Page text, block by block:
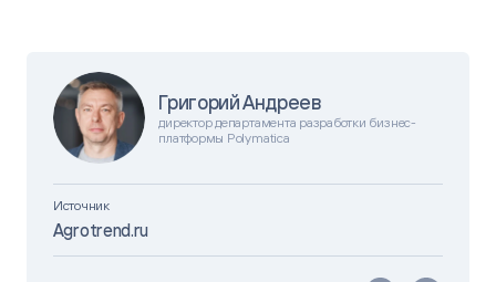
Григорий Андреев
директор департамента разработки бизнес-
платформы Polymatica
Источник
Agrotrend.ru